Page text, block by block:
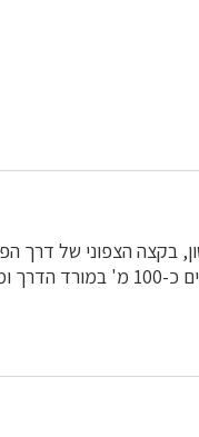
שמשון, בקצה הצפוני של
הפסלים כ-3 ק"מ ומגיעים למצפה צרעה.